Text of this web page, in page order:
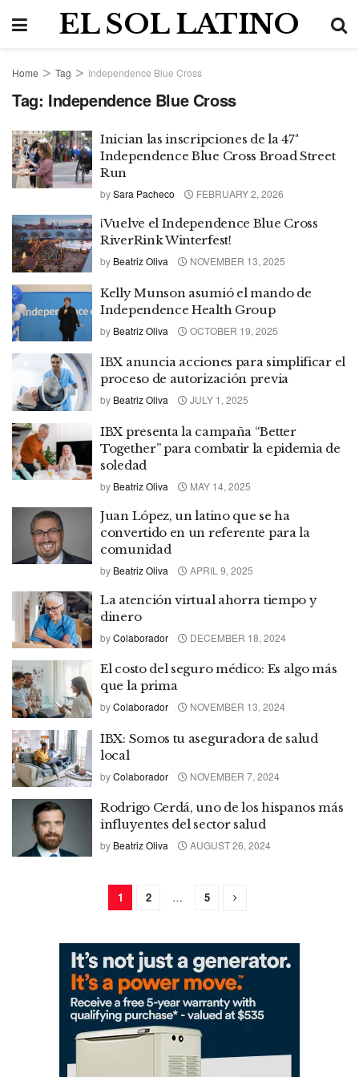
EL SOL LATINO
Home Tag Independence Blue Cross
Tag: Independence Blue Cross
Inician las inscripciones de la 47ª
Independence Blue Cross Broad Street
Run
bySara Pacheco FEBRUARY 2, 2026
¡Vuelve el Independence Blue Cross
RiverRink Winterfest!
by Beatriz Oliva NOVEMBER 13, 2025
Kelly Munson asumió el mando de
Independence Health Group
by Beatriz Oliva OCTOBER 19, 2025
IBX anuncia acciones para simplificar el
proceso de autorización previa
by Beatriz Oliva JULY 1, 2025
IBX presenta la campaña “Better
Together” para combatir la epidemia de
soledad
by Beatriz Oliva MAY 14, 2025
Juan López, un latino que se ha
convertido en un referente para la
comunidad
by Beatriz Oliva APRIL 9, 2025
La atención virtual ahorra tiempo y
dinero
byColaborador DECEMBER 18, 2024
El costo del seguro médico: Es algo más
que la prima
byColaborador NOVEMBER 13, 2024
IBX: Somos tu aseguradora de salud
local
byColaborador NOVEMBER 7, 2024
Rodrigo Cerdá, uno de los hispanos más
influyentes del sector salud
by Beatriz Oliva AUGUST 26, 2024
1 2 … 5